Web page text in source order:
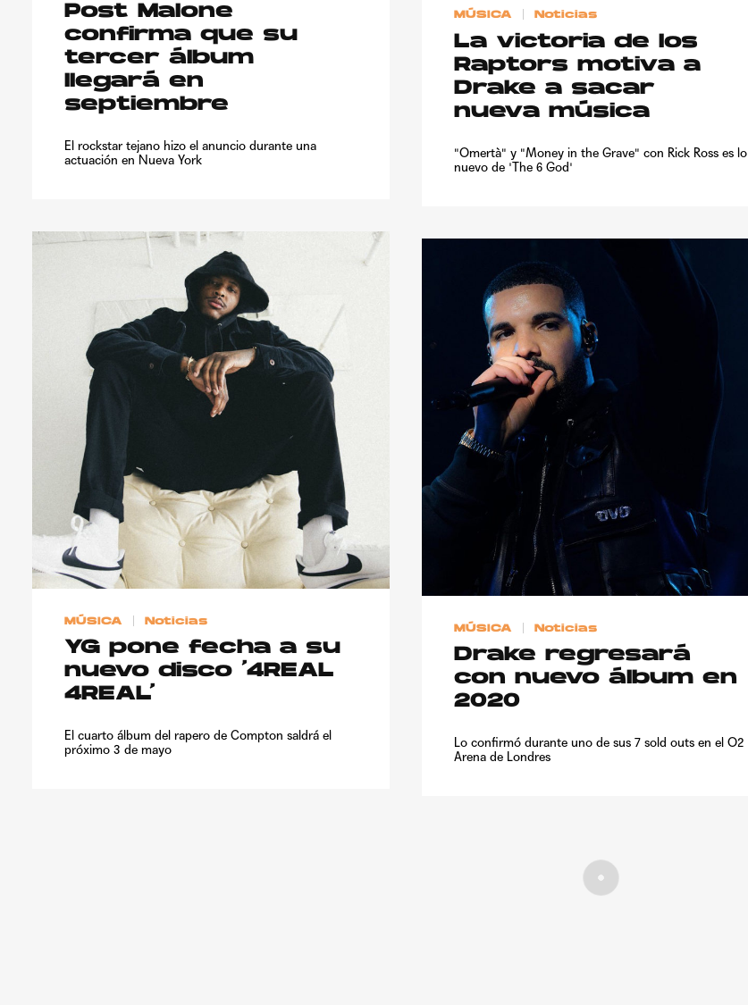
Post Malone
confirma que su
tercer álbum
llegará en
septiembre
El rockstar tejano hizo el anuncio durante una
actuación en Nueva York
MÚSICA Noticias
La victoria de los
Raptors motiva a
Drake a sacar
nueva música
"Omertà" y "Money in the Grave" con Rick Ross es lo
nuevo de 'The 6 God'
MÚSICA Noticias
YG pone fecha a su
nuevo disco ‘4REAL
4REAL’
El cuarto álbum del rapero de Compton saldrá el
próximo 3 de mayo
MÚSICA Noticias
Drake regresará
con nuevo álbum en
2020
Lo confirmó durante uno de sus 7 sold outs en el O2
Arena de Londres